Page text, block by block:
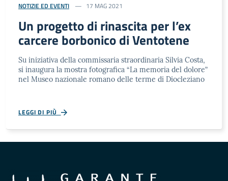
NOTIZIE ED EVENTI 17 MAG 2021
Un progetto di rinascita per l’ex
carcere borbonico di Ventotene
Su iniziativa della commissaria straordinaria Silvia Costa,
si inaugura la mostra fotografica “La memoria del dolore”
nel Museo nazionale romano delle terme di Diocleziano
LEGGI DI PIÙ